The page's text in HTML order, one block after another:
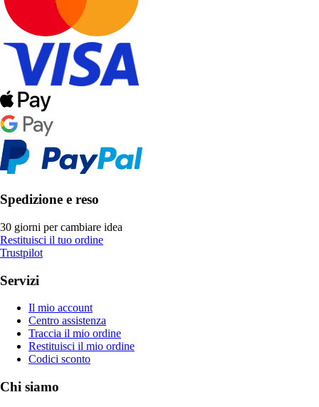
Spedizione e reso
30 giorni per cambiare idea
Restituisci il tuo ordine
Trustpilot
Servizi
Il mio account
Centro assistenza
Traccia il mio ordine
Restituisci il mio ordine
Codici sconto
Chi siamo